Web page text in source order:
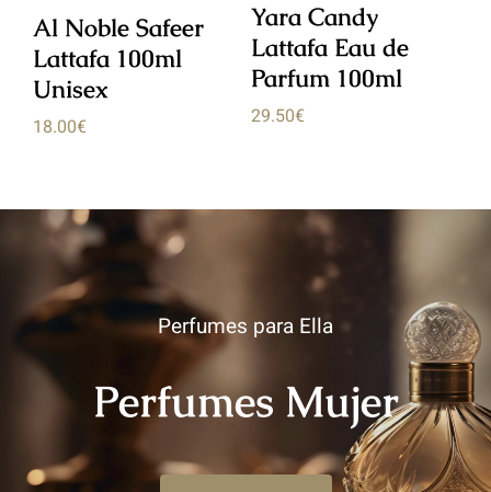
Al Noble Safeer
Lattafa 100ml
Unisex
18.00€
Yara Candy
Lattafa Eau de
Parfum 100ml
29.50€
Perfumes para Ella
Perfumes Mujer